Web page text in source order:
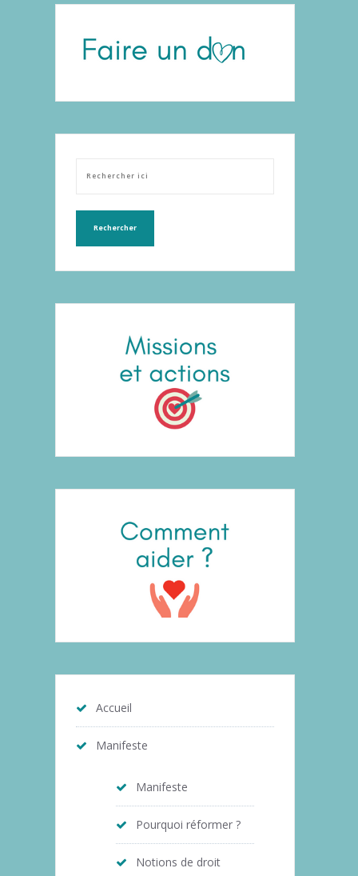
Accueil
Manifeste
Manifeste
Pourquoi réformer ?
Notions de droit